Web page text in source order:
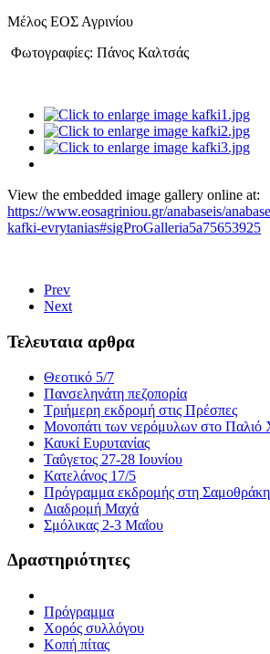
Μέλος ΕΟΣ Αγρινίου
Φωτογραφίες: Πάνος Καλτσάς
View the embedded image gallery online at:
https://www.eosagriniou.gr/anabaseis/
kafki-evrytanias#sigProGalleria5a75653925
Prev
Next
Τελευταια αρθρα
Θεοτικό 5/7
Πανσεληνάτη πεζοπορία
Τριήμερη εκδρομή στις Πρέσπες
Μονοπάτι των νερόμυλων στο Παλιό
Καυκί Ευρυτανίας
Ταΰγετος 27-28 Ιουνίου
Κατελάνος 17/5
Πρόγραμμα εκδρομής στη
Διαδρομή Μαχά
Σμόλικας 2-3 Μαΐου
Δραστηριότητες
Πρόγραμμα
Χορός συλλόγου
Κοπή πίτας